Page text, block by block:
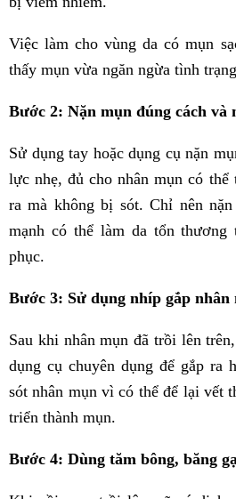
Việc làm cho vùng da có mụn
thấy mụn vừa ngăn ngừa tình
Bước 2: Nặn mụn đúng cách và
Sử dụng tay hoặc dụng cụ nặn
lực nhẹ, đủ cho nhân mụn có
ra mà không bị sót. Chỉ nên
mạnh có thể làm da tổn thương
phục.
Bước 3: Sử dụng nhíp gắp nhân
Sau khi nhân mụn đã trồi lên
dụng cụ chuyên dụng để gắp ra
sót nhân mụn vì có thể để lại vết
triển thành mụn.
Bước 4: Dùng tăm bông, băng